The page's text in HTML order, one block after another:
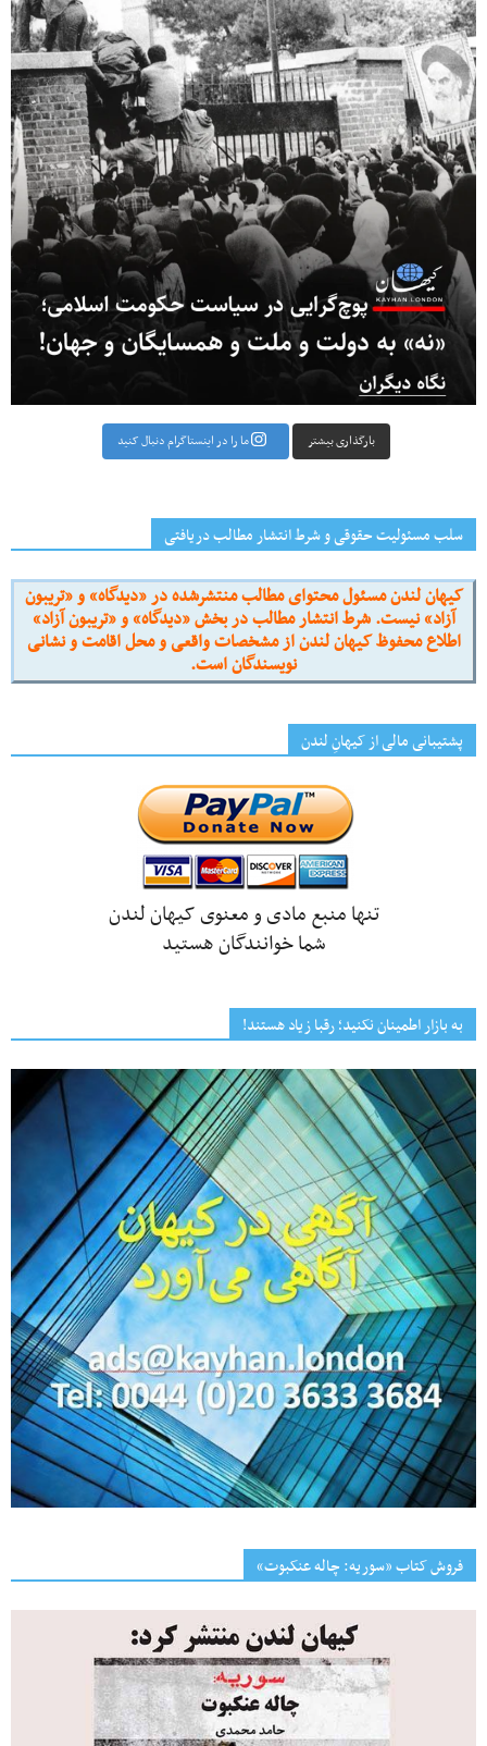
بارگذاری بیشتر ما را در اینستاگرام دنبال کنید
سلب مسئولیت حقوقی و شرط انتشار مطالب دریافتی
کیهان لندن مسئول محتوای مطالب منتشرشده در «دیدگاه» و «تریبون
آزاد» نیست. شرط انتشار مطالب در بخش «دیدگاه» و «تریبون آزاد»
اطلاع محفوظ کیهان لندن از مشخصات واقعی و محل اقامت و نشانی
نویسندگان است.
پشتیبانی مالی از کیهانِ لندن
تنها منبع مادی و معنوی کیهان لندن
شما خوانندگان هستید
به بازار اطمینان نکنید؛ رقبا زیاد هستند!
فروش کتاب «سوریه: چاله عنکبوت»